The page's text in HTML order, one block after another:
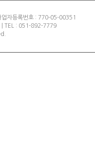
자등록번호 : 770-05-00351
| TEL : 051-892-7779